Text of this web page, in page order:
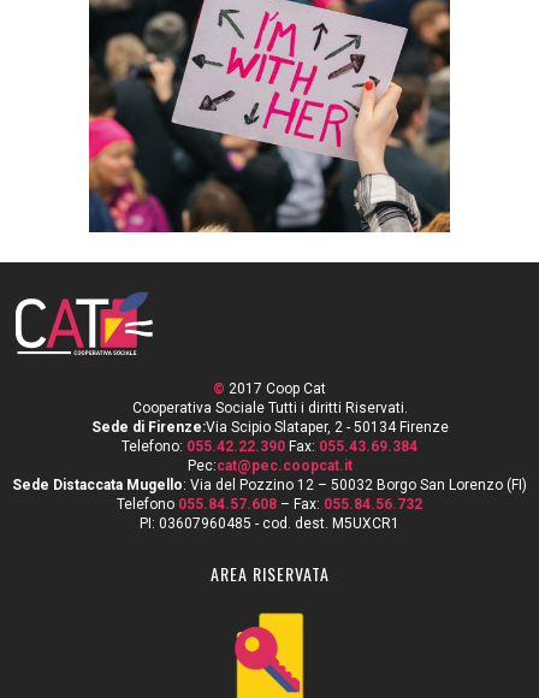
CONSULTORIO
PERSEFONE
© 2017 Coop Cat
Cooperativa Sociale Tutti i diritti Riservati.
Sede di Firenze:Via Scipio Slataper, 2 - 50134 Firenze
Telefono: 055.42.22.390 Fax: 055.43.69.384
Pec:cat@pec.coopcat.it
Sede Distaccata Mugello: Via del Pozzino 12 – 50032 Borgo San Lorenzo (FI)
Telefono 055.84.57.608 – Fax: 055.84.56.732
PI: 03607960485 - cod. dest. M5UXCR1
AREA RISERVATA